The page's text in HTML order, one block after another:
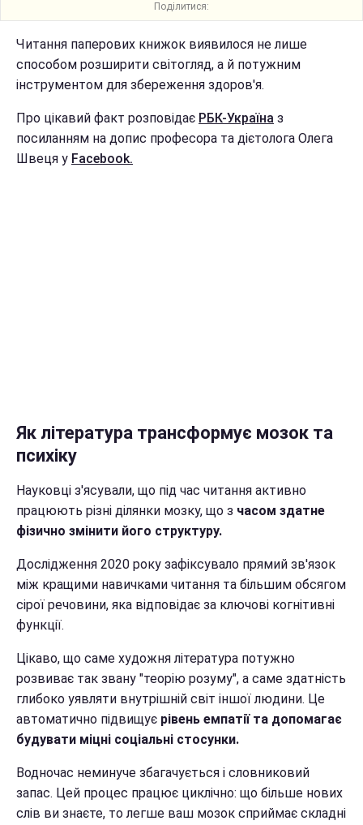
Поділитися:
Читання паперових книжок виявилося не лише
способом розширити світогляд, а й потужним
інструментом для збереження здоров'я.
Про цікавий факт розповідає РБК-Україна з
посиланням на допис професора та дієтолога Олега
Швеця у Facebook.
Як література трансформує мозок та
психіку
Науковці з'ясували, що під час читання активно
працюють різні ділянки мозку, що з часом здатне
фізично змінити його структуру.
Дослідження 2020 року зафіксувало прямий зв'язок
між кращими навичками читання та більшим обсягом
сірої речовини, яка відповідає за ключові когнітивні
функції.
Цікаво, що саме художня література потужно
розвиває так звану "теорію розуму", а саме здатність
глибоко уявляти внутрішній світ іншої людини. Це
автоматично підвищує рівень емпатії та допомагає
будувати міцні соціальні стосунки.
Водночас неминуче збагачується і словниковий
запас. Цей процес працює циклічно: що більше нових
слів ви знаєте, то легше ваш мозок сприймає складні